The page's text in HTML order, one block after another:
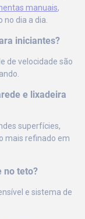
manuais,
dia a dia.
iniciantes?
de velocidade são
e lixadeira
superfícies,
mais refinado em
no teto?
e sistema de